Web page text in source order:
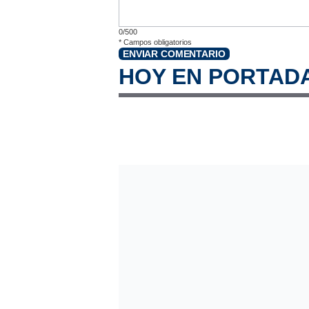
0/500
* Campos obligatorios
ENVIAR COMENTARIO
HOY EN